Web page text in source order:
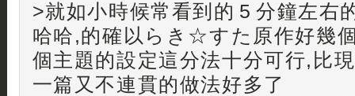
>就如小時候常看到的 5 分鐘左右
哈哈,的確以らき☆すた原作好幾
個主題的設定這分法十分可行,比
一篇又不連貫的做法好多了